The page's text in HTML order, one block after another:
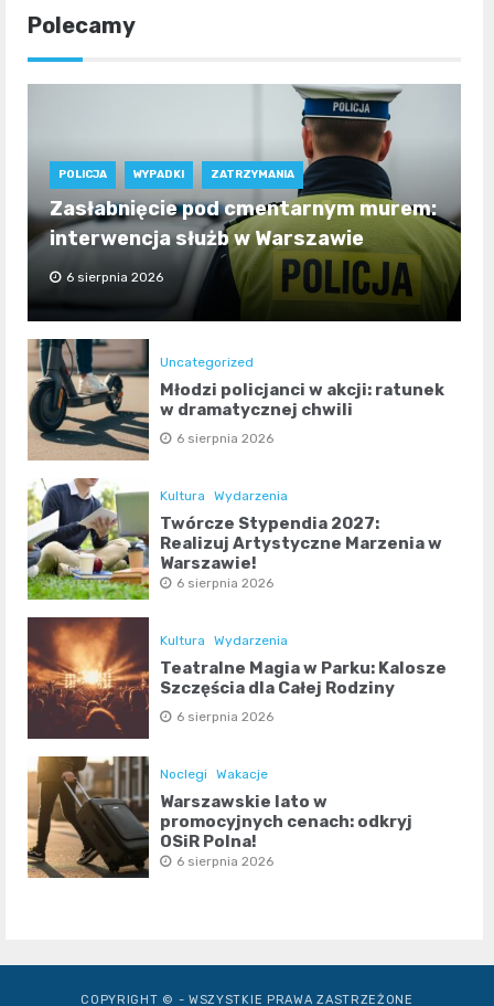
Polecamy
POLICJA WYPADKI ZATRZYMANIA
Zasłabnięcie pod cmentarnym murem:
interwencja służb w Warszawie
6 sierpnia 2026
Uncategorized
Młodzi policjanci w akcji: ratunek
w dramatycznej chwili
6 sierpnia 2026
Kultura Wydarzenia
Twórcze Stypendia 2027:
Realizuj Artystyczne Marzenia w
Warszawie!
6 sierpnia 2026
Kultura Wydarzenia
Teatralne Magia w Parku: Kalosze
Szczęścia dla Całej Rodziny
6 sierpnia 2026
Noclegi Wakacje
Warszawskie lato w
promocyjnych cenach: odkryj
OSiR Polna!
6 sierpnia 2026
COPYRIGHT © - WSZYSTKIE PRAWA ZASTRZEŻONE